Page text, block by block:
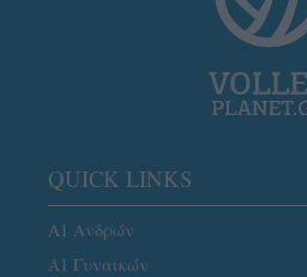
QUICK LINKS
Α1 Ανδρών
Α1 Γυναικών